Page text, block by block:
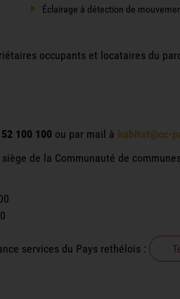
Éclairage à détection de
occupants et locataires du
100 100 ou par mail à habitat@cc-
de la Communauté de
services du Pays rethélois :